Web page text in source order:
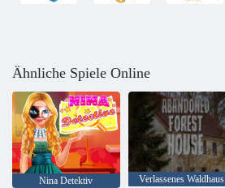
Ähnliche Spiele Online
Nina Detektiv Verlassenes Waldhaus